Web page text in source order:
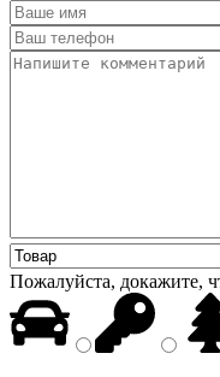
Пожалуйста, докажите,